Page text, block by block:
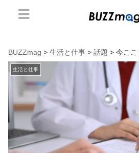
BUZZmag > 生活と仕事 > 話題 > 今ここ
生活と仕事